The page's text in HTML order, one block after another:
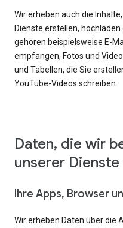
Wir erheben auch die
Dienste erstellen,
gehören beispielsweise E-
empfangen, Fotos und
und Tabellen, die Sie
YouTube-Videos schreiben.
Daten, die wir
unserer
Ihre Apps, Browser
Wir erheben Daten über die